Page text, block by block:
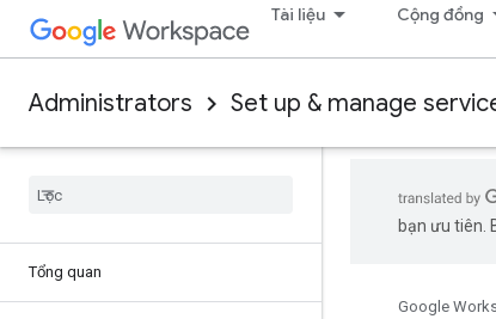
Tài liệu Cộng đồng
Administrators Set up & manage
Tổng quan
bạn ưu tiên.
Google